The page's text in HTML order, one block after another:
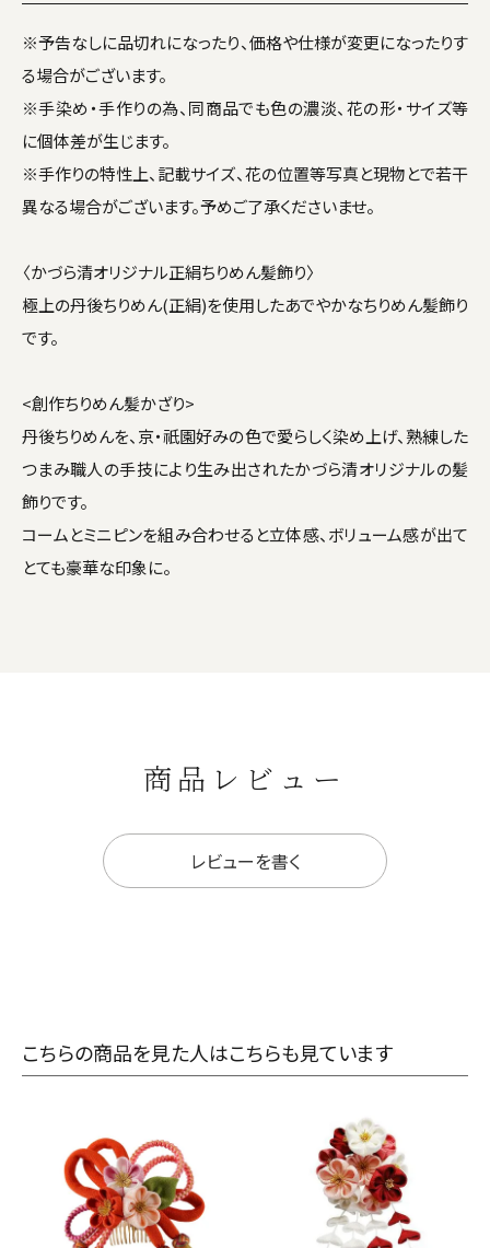
※予告なしに品切れになったり、価格や仕様が変更になったりす
る場合がございます。
※手染め・手作りの為、同商品でも色の濃淡、花の形・サイズ等
に個体差が生じます。
※手作りの特性上、記載サイズ、花の位置等写真と現物とで若干
異なる場合がございます。予めご了承くださいませ。
〈かづら清オリジナル正絹ちりめん髪飾り〉
極上の丹後ちりめん(正絹)を使用したあでやかなちりめん髪飾り
です。
<創作ちりめん髪かざり>
丹後ちりめんを、京・祇園好みの色で愛らしく染め上げ、熟練した
つまみ職人の手技により生み出されたかづら清オリジナルの髪
飾りです。
コームとミニピンを組み合わせると立体感、ボリューム感が出て
とても豪華な印象に。
商品レビュー
レビューを書く
こちらの商品を見た人はこちらも見ています